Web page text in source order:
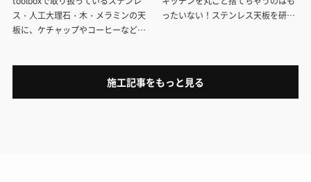
ス・​人工大理石・木・メラミンの​天
板に、​ケチャップや​コーヒーなどの​
ったいない！ステンレス天板を研磨
施工記事をもっと見る